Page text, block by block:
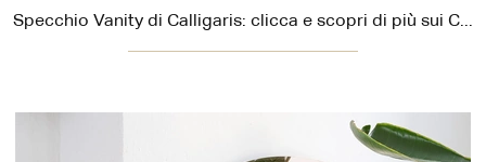
Specchio Vanity di Calligaris: clicca e scopri di più sui Complementi e specchi moderni in metallo del rinomato marchio!